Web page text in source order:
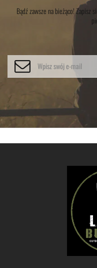
Bądź zawsze na bieżąco! Zapisz